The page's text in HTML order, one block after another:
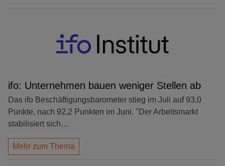
ifo: Unternehmen bauen weniger Stellen ab
Das ifo Beschäftigungsbarometer stieg im Juli auf 93,0
Punkte, nach 92,2 Punkten im Juni. "Der Arbeitsmarkt
stabilisiert sich…
Mehr zum Thema